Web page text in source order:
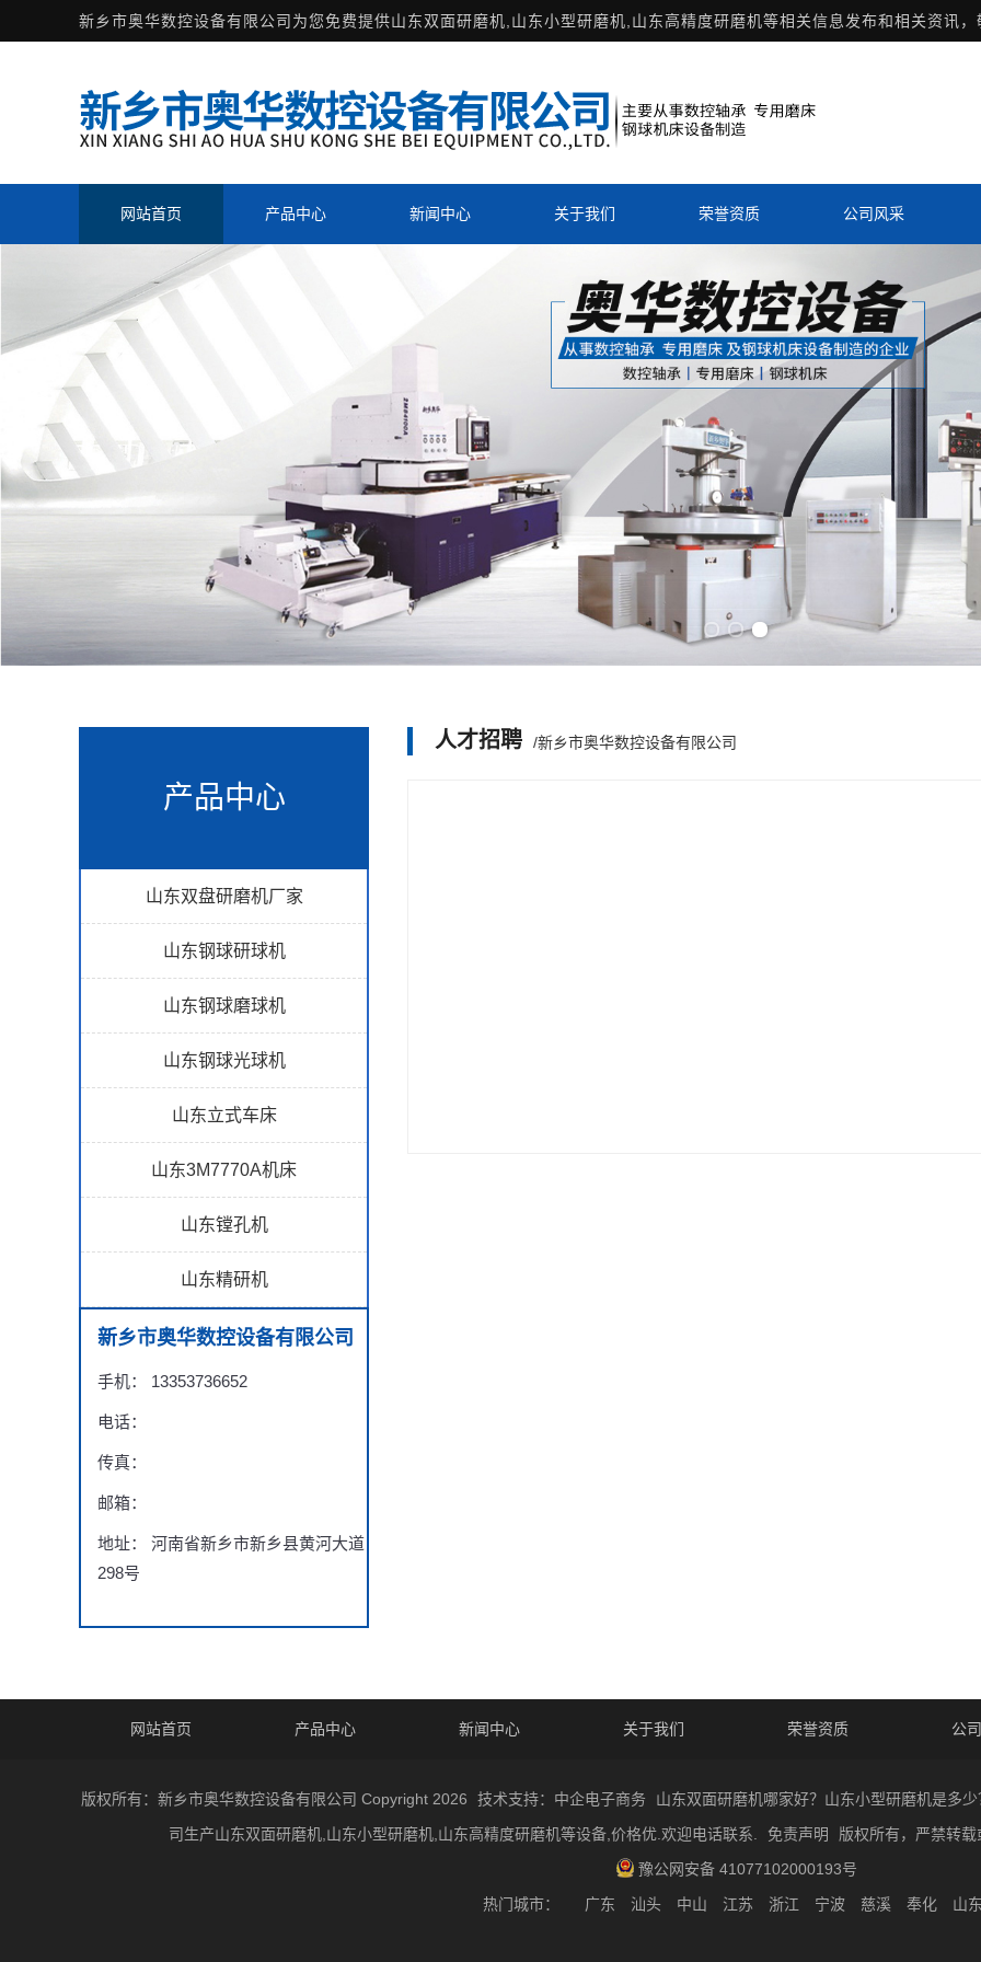
新乡市奥华数控设备有限公司为您免费提供山东双面研磨机 ,山东小型研磨机,山东高精度研磨机等相关信息发布和相关资讯
网站首页 产品中心 新闻中心 关于我们 荣誉资质 公司风采
产品中心
山东双盘研磨机厂家
山东钢球研球机
山东钢球磨球机
山东钢球光球机
山东立式车床
山东3M7770A机床
山东镗孔机
山东精研机
新乡市奥华数控设备有限公司
手机： 13353736652
电话：
传真：
邮箱：
地址： 河南省新乡市新乡县黄河大道
298号
人才招聘 /新乡市奥华数控设备有限公司
网站首页 产品中心 新闻中心 关于我们 荣誉资质 公
版权所有：新乡市奥华数控设备有限公司 Copyright 2026 技术支持：中企电子商务
山东双面研磨机哪家好？山东小型研磨机是多
司生产山东双面研磨机,山东小型研磨机,山东高精度研磨机等设备,价格优.欢迎电话联系.
免责声明
版权所有，严禁转
豫公网安备 41077102000193号
热门城市：
广东 汕头 中山 江苏 浙江 宁波 慈溪 奉化 山